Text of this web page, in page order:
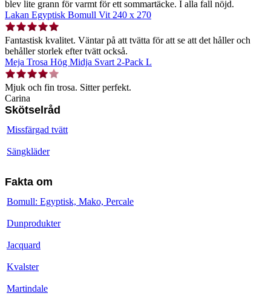
blev lite grann för varmt för ett sommartäcke. I alla fall nöjd.
Lakan Egyptisk Bomull Vit 240 x 270
Fantastisk kvalitet. Väntar på att tvätta för att se att det håller och
behåller storlek efter tvätt också.
Meja Trosa Hög Midja Svart 2-Pack L
Mjuk och fin trosa. Sitter perfekt.
Carina
Skötselråd
Missfärgad tvätt
Sängkläder
Fakta om
Bomull: Egyptisk, Mako, Percale
Dunprodukter
Jacquard
Kvalster
Martindale